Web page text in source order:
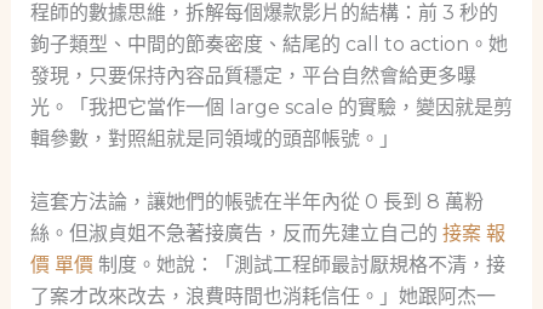
程師的數據思維，拆解每個爆款影片的結構：前 3 秒的
鉤子類型、中間的節奏密度、結尾的 call to action。她
發現，只要保持內容品質穩定，平台自然會給更多曝
光。「我把它當作一個 large scale 的實驗，變因就是剪
輯參數，對照組就是同領域的頭部帳號。」
這套方法論，讓她們的帳號在半年內從 0 長到 8 萬粉
絲。但淑貞姐不急著接廣告，反而先建立自己的 接案 報
價 單價制度。她說：「測試工程師最討厭規格不清，接
了案才改來改去，浪費時間也消耗信任。」她跟阿杰一